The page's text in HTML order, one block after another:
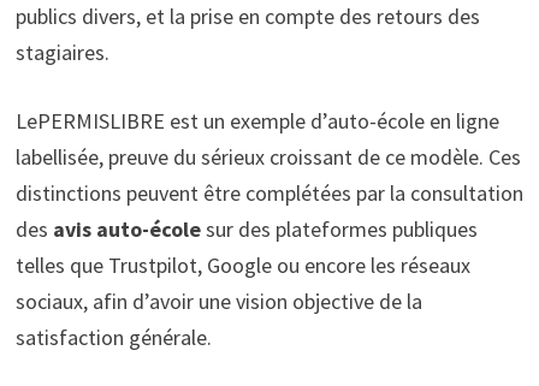
publics divers, et la prise en compte des retours des
stagiaires.
LePERMISLIBRE est un exemple d’auto-école en ligne
labellisée, preuve du sérieux croissant de ce modèle. Ces
distinctions peuvent être complétées par la consultation
des avis auto-écolesur des plateformes publiques
telles que Trustpilot, Google ou encore les réseaux
sociaux, afin d’avoir une vision objective de la
satisfaction générale.